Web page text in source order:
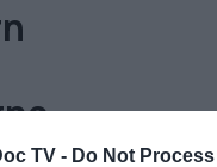
TV - Do Not